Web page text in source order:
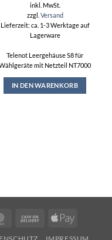
inkl. MwSt.
zzgl. Versand
Lieferzeit: ca. 1-3 Werktage auf
Lagerware
Telenot Leergehäuse S8 für
mit Netzteil NT7000
IN DEN WARENKORB
MasterCardCash
Apple